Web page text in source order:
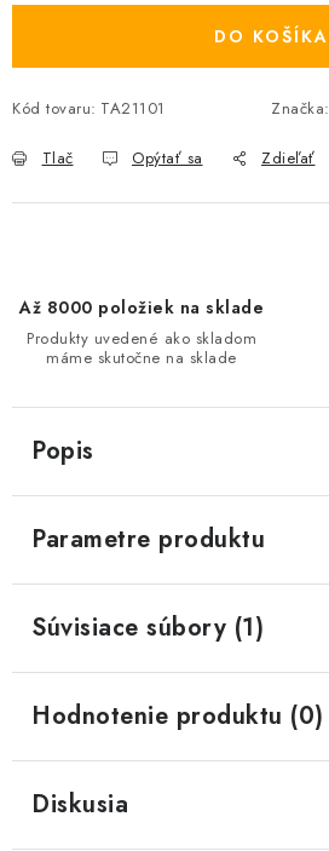
DO KOŠÍKA
Kód tovaru: TA21101 Značka:
Tlač Opýtať sa Zdieľať
Až 8000 položiek na sklade
Produkty uvedené ako skladom
máme skutočne na sklade
Popis
Parametre produktu
Súvisiace súbory (1)
Hodnotenie produktu (0)
Diskusia